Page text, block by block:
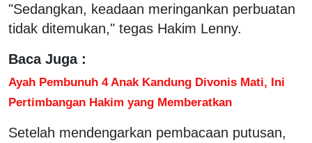
"Sedangkan, keadaan meringankan perbuatan
tidak ditemukan," tegas Hakim Lenny.
Baca Juga :
Ayah Pembunuh 4 Anak Kandung Divonis Mati, Ini
Pertimbangan Hakim yang Memberatkan
Setelah mendengarkan pembacaan putusan,